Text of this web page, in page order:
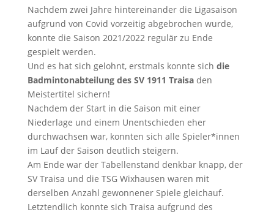
Nachdem zwei Jahre hintereinander die Ligasaison
aufgrund von Covid vorzeitig abgebrochen wurde,
konnte die Saison 2021/2022 regulär zu Ende
gespielt werden.
Und es hat sich gelohnt, erstmals konnte sich die
Badmintonabteilung des SV 1911 Traisaden
Meistertitel sichern!
Nachdem der Start in die Saison mit einer
Niederlage und einem Unentschieden eher
durchwachsen war, konnten sich alle Spieler*innen
im Lauf der Saison deutlich steigern.
Am Ende war der Tabellenstand denkbar knapp, der
SV Traisa und die TSG Wixhausen waren mit
derselben Anzahl gewonnener Spiele gleichauf.
Letztendlich konnte sich Traisa aufgrund des